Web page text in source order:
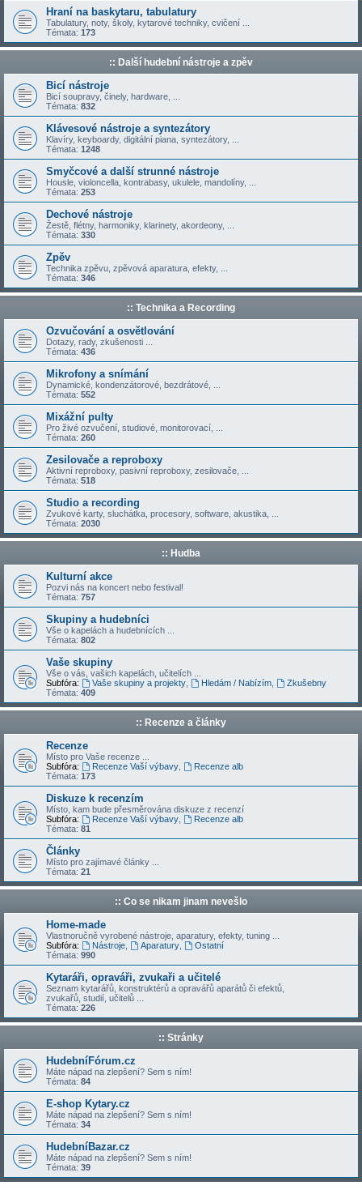
Hraní na baskytaru, tabulatury
Tabulatury, noty, školy, kytarové techniky, cvičení ...
Témata: 173
:: Další hudební nástroje a zpěv
Bicí nástroje
Bicí soupravy, činely, hardware, ...
Témata: 832
Klávesové nástroje a syntezátory
Klavíry, keyboardy, digitální piana, syntezátory, ...
Témata: 1248
Smyčcové a další strunné nástroje
Housle, violoncella, kontrabasy, ukulele, mandolíny, ...
Témata: 253
Dechové nástroje
Žestě, flétny, harmoniky, klarinety, akordeony, ...
Témata: 330
Zpěv
Technika zpěvu, zpěvová aparatura, efekty, ...
Témata: 346
:: Technika a Recording
Ozvučování a osvětlování
Dotazy, rady, zkušenosti ...
Témata: 436
Mikrofony a snímání
Dynamické, kondenzátorové, bezdrátové, ...
Témata: 552
Mixážní pulty
Pro živé ozvučení, studiové, monitorovací, ...
Témata: 260
Zesilovače a reproboxy
Aktivní reproboxy, pasivní reproboxy, zesilovače, ...
Témata: 518
Studio a recording
Zvukové karty, sluchátka, procesory, software, akustika, ...
Témata: 2030
:: Hudba
Kulturní akce
Pozvi nás na koncert nebo festival!
Témata: 757
Skupiny a hudebníci
Vše o kapelách a hudebnících ...
Témata: 802
Vaše skupiny
Vše o vás, vašich kapelách, učitelích ...
Subfóra:
Vaše skupiny a projekty, Hledám / Nabízím,
Zkušebny
Témata: 409
:: Recenze a články
Recenze
Místo pro Vaše recenze ...
Subfóra:
Recenze Vaší výbavy,
Recenze alb
Témata: 173
Diskuze k recenzím
Místo, kam bude přesměrována diskuze z recenzí
Subfóra:
Recenze Vaší výbavy,
Recenze alb
Témata: 81
Články
Místo pro zajímavé články ...
Témata: 21
:: Co se nikam jinam nevešlo
Home-made
Vlastnoručně vyrobené nástroje, aparatury, efekty, tuning ...
Subfóra:
Nástroje, Aparatury,
Ostatní
Témata: 990
Kytaráři, opraváři, zvukaři a učitelé
Seznam kytarářů, konstruktérů a opravářů aparátů či efektů,
zvukařů, studií, učitelů ...
Témata: 226
:: Stránky
HudebníFórum.cz
Máte nápad na zlepšení? Sem s ním!
Témata: 84
E-shop Kytary.cz
Máte nápad na zlepšení? Sem s ním!
Témata: 34
HudebníBazar.cz
Máte nápad na zlepšení? Sem s ním!
Témata: 39